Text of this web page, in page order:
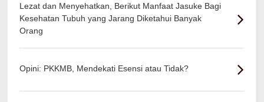
Lezat dan Menyehatkan, Berikut Manfaat Jasuke Bagi
Kesehatan Tubuh yang Jarang Diketahui Banyak
Orang
Opini: PKKMB, Mendekati Esensi atau Tidak?